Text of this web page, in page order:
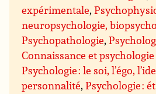
expérimentale,
neuropsychologie,
Psychopathologie,
Connaissance et
Psychologie : le soi, l’égo,
personnalité,Psychologie :